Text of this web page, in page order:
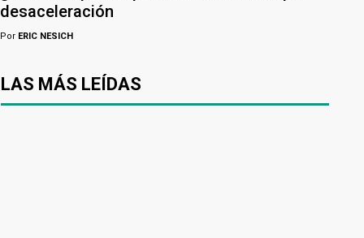
desaceleración
Por ERIC NESICH
LAS MÁS LEÍDAS